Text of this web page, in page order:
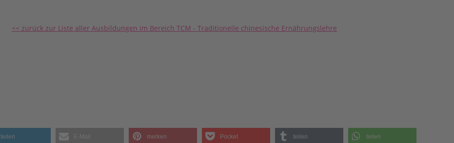
<< zurück zur Liste aller Ausbildungen im Bereich TCM - Traditionelle chinesische Ernährungslehre
teilen E-Mail merken Pocket teilen teilen